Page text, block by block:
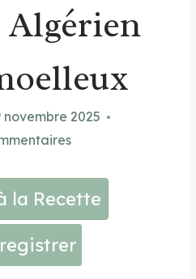
Algérien
novembre 2025
la Recette